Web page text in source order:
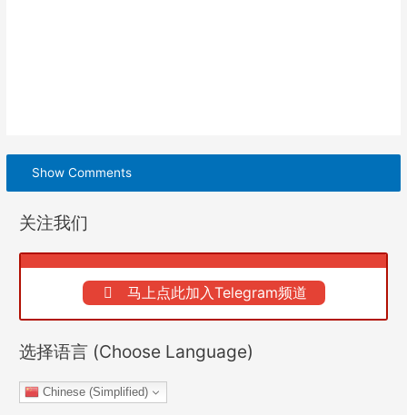
Show Comments
关注我们
马上点此加入Telegram频道
选择语言 (Choose Language)
Chinese (Simplified)